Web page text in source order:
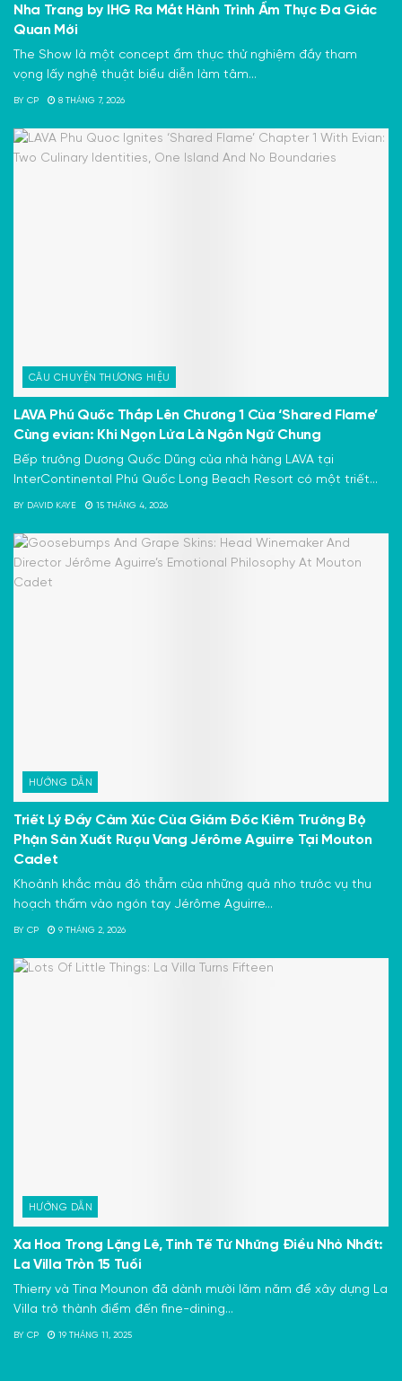
Nha Trang by IHG Ra Mắt Hành Trình Ẩm Thực Đa Giác
Quan Mới
The Show là một concept ẩm thực thử nghiệm đầy tham
vọng lấy nghệ thuật biểu diễn làm tâm...
BY CP 8 THÁNG 7, 2026
CÂU CHUYỆN THƯƠNG HIỆU
LAVA Phú Quốc Thắp Lên Chương 1 Của ‘Shared Flame’
Cùng evian: Khi Ngọn Lửa Là Ngôn Ngữ Chung
Bếp trưởng Dương Quốc Dũng của nhà hàng LAVA tại
InterContinental Phú Quốc Long Beach Resort có một triết...
BY DAVID KAYE 15 THÁNG 4, 2026
HƯỚNG DẪN
Triết Lý Đầy Cảm Xúc Của Giám Đốc Kiêm Trưởng Bộ
Phận Sản Xuất Rượu Vang Jérôme Aguirre Tại Mouton
Cadet
Khoảnh khắc màu đỏ thẫm của những quả nho trước vụ thu
hoạch thấm vào ngón tay Jérôme Aguirre...
BY CP 9 THÁNG 2, 2026
HƯỚNG DẪN
Xa Hoa Trong Lặng Lẽ, Tinh Tế Từ Những Điều Nhỏ Nhất:
La Villa Tròn 15 Tuổi
Thierry và Tina Mounon đã dành mười lăm năm để xây dựng La
Villa trở thành điểm đến fine-dining...
BY CP 19 THÁNG 11, 2025